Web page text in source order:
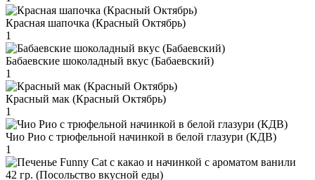
Красная шапочка (Красный Октябрь)
1
Бабаевские шоколадный вкус (Бабаевский)
1
Красный мак (Красный Октябрь)
1
Чио Рио с трюфельной начинкой в белой глазури (КДВ)
1